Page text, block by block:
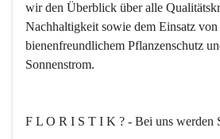
wir den Überblick über alle
Nachhaltigkeit sowie dem Einsatz
bienenfreundlichem Pflanzenschutz
Sonnenstrom.
F L O R I S T I K ? - Bei uns werden